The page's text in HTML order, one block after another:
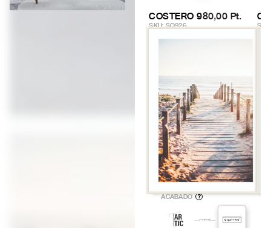
Crea tu pared
COSTERO 9
SKU: SQ926
80,00 Pt.
ACABADO ?